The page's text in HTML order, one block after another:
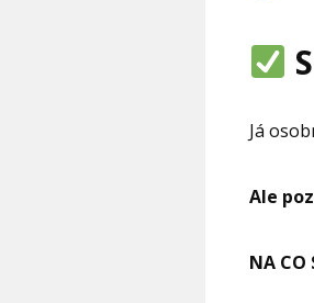
Já
Ale
NA CO